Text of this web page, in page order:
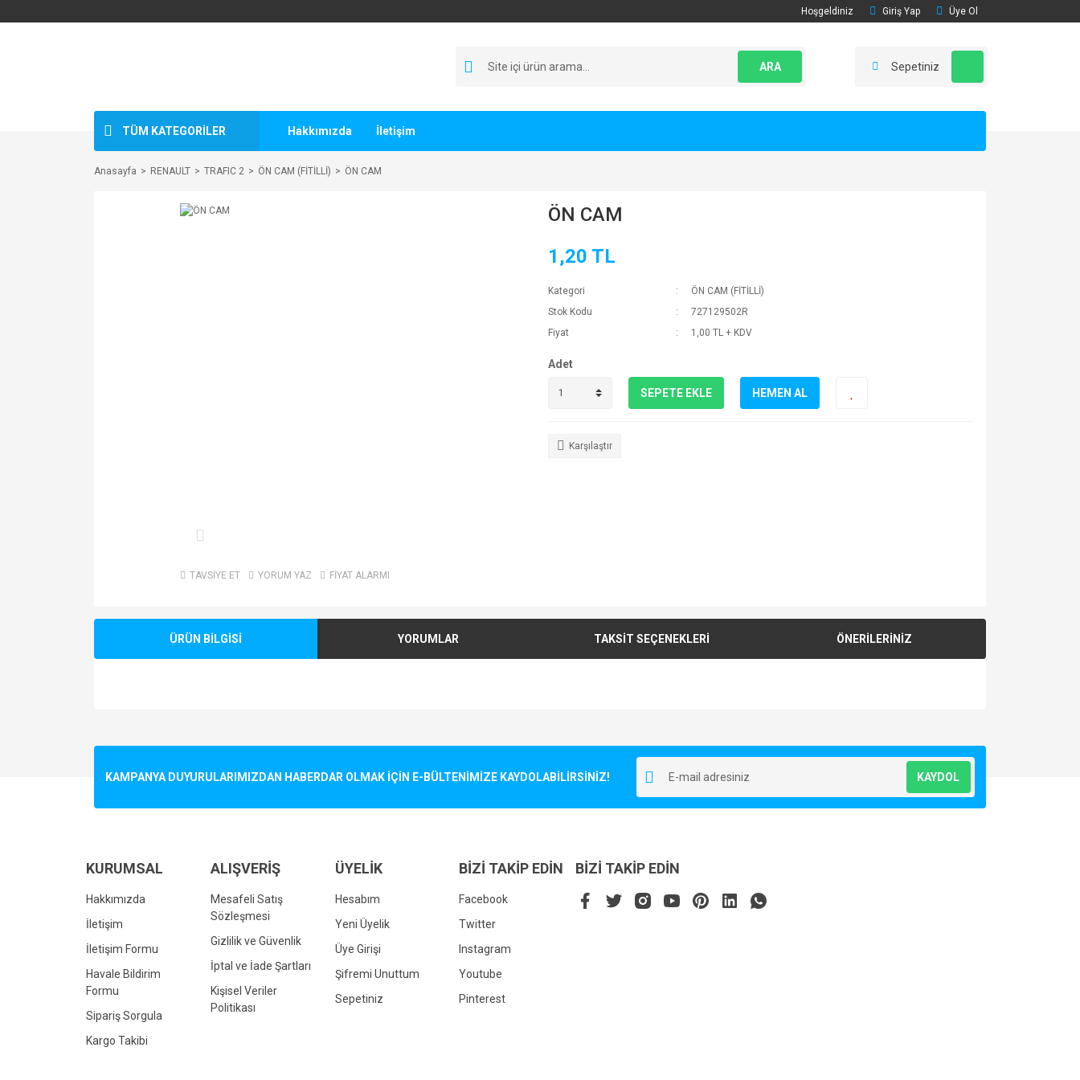
Hoşgeldiniz Giriş Yap Üye Ol
ARA Sepetiniz
TÜM KATEGORİLER Hakkımızda İletişim
Anasayfa RENAULT TRAFIC 2 ÖN CAM (FİTİLLİ) ÖN CAM
TAVSİYE ET YORUM YAZ FİYAT ALARMI
ÖN CAM
1,20 TL
Kategori
ÖN CAM (FİTİLLİ)
Stok Kodu
727129502R
Fiyat
1,00 TL + KDV
Adet
SEPETE EKLE HEMEN AL
Karşılaştır
ÜRÜN BİLGİSİ YORUMLAR TAKSİT SEÇENEKLERİ ÖNERİLERİNİZ
Ürün resmi kalitesiz, bozuk veya görüntülenemiyor.
Bu ürüne benzer farklı alternatifler olmalı.
KAMPANYA DUYURULARIMIZDAN HABERDAR OLMAK İÇİN E-BÜLTENİMİZE KAYDOLABİLİRSİNİZ! KAYDOL
KURUMSAL
Hakkımızda
İletişim
İletişim Formu
Havale Bildirim
Formu
Sipariş Sorgula
Kargo Takibi
ALIŞVERİŞ
Mesafeli Satış
Sözleşmesi
Gizlilik ve Güvenlik
İptal ve İade Şartları
Kişisel Veriler
Politikası
ÜYELİK
Hesabım
Yeni Üyelik
Üye Girişi
Şifremi Unuttum
Sepetiniz
BİZİ TAKİP EDİN
Facebook
Twitter
Instagram
Youtube
Pinterest
BİZİ TAKİP EDİN